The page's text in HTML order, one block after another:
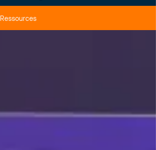
Ressources